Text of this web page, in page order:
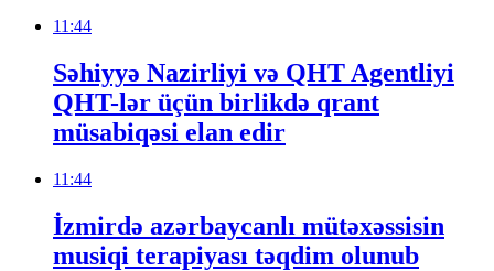
11:44
Səhiyyə Nazirliyi və QHT Agentliyi
QHT-lər üçün birlikdə qrant
müsabiqəsi elan edir
11:44
İzmirdə azərbaycanlı mütəxəssisin
musiqi terapiyası təqdim olunub